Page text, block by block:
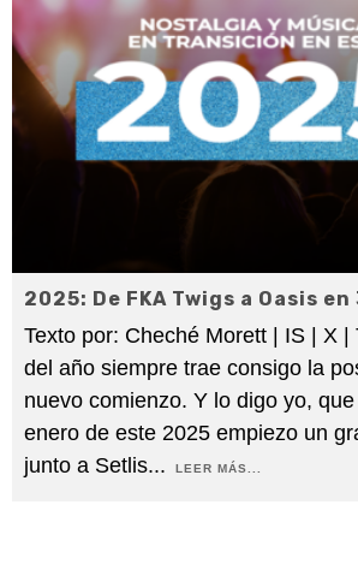
2025: De FKA Twigs a Oasis
Texto por: Cheché Morett | IS | X |
del año siempre trae consigo la
nuevo comienzo. Y lo digo yo,
enero de este 2025 empiezo un
junto a Setlis... LEER MÁS...